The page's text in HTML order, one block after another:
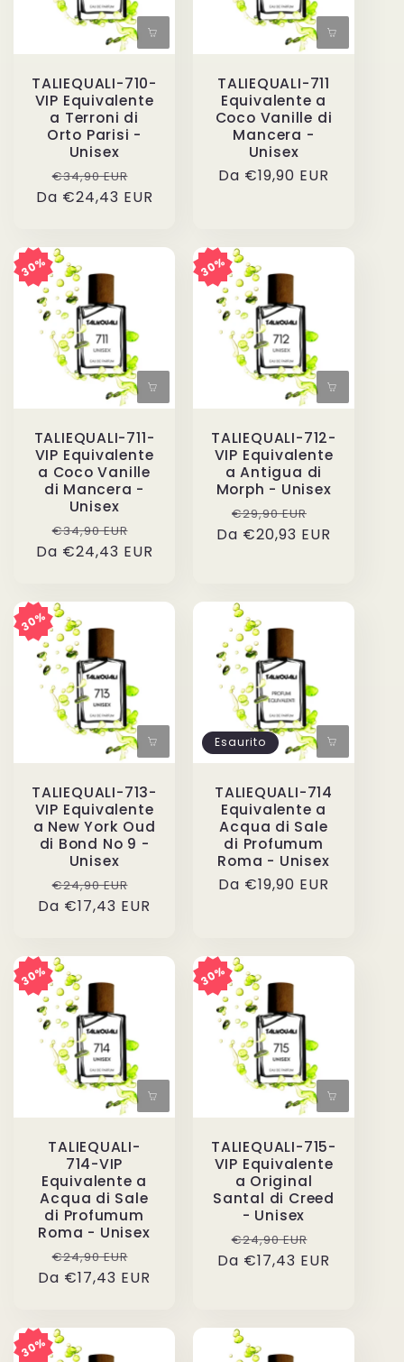
TALIEQUALI-710-
VIP Equivalente
a Terroni di
Orto Parisi -
Unisex
Prezzo
di
€34,90 EUR
scontato
Da €24,43 EUR
TALIEQUALI-711
Equivalente a
Coco Vanille di
Mancera -
Unisex
Prezzo
Da €19,90 EUR
30%
TALIEQUALI-711-
VIP Equivalente
a Coco Vanille
di Mancera -
Unisex
Prezzo
di
€34,90 EUR
scontato
Da €24,43 EUR
30%
TALIEQUALI-712-
VIP Equivalente
a Antigua di
Morph - Unisex
Prezzo
di
€29,90 EUR
scontato
Da €20,93 EUR
30%
TALIEQUALI-713-
VIP Equivalente
a New York Oud
di Bond No 9 -
Unisex
Prezzo
di
€24,90 EUR
scontato
Da €17,43 EUR
Esaurito
TALIEQUALI-714
Equivalente a
Acqua di Sale
di Profumum
Roma - Unisex
Prezzo
Da €19,90 EUR
30%
TALIEQUALI-
714-VIP
Equivalente a
Acqua di Sale
di Profumum
Roma - Unisex
Prezzo
di
€24,90 EUR
scontato
Da €17,43 EUR
30%
TALIEQUALI-715-
VIP Equivalente
a Original
Santal di Creed
- Unisex
Prezzo
di
€24,90 EUR
scontato
Da €17,43 EUR
30%